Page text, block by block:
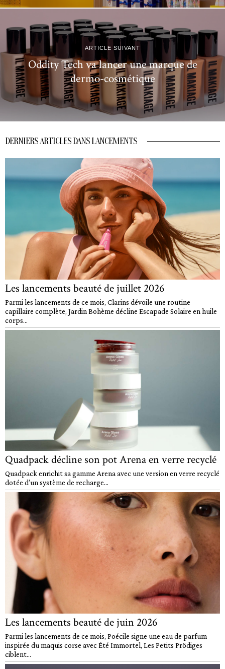
ARTICLE SUIVANT
Oddity Tech va lancer une marque de
dermo-cosmétique
DERNIERS ARTICLES DANS LANCEMENTS
Les lancements beauté de juillet 2026
Parmi les lancements de ce mois, Clarins dévoile une routine
capillaire complète, Jardin Bohème décline Escapade Solaire en huile
corps...
Quadpack décline son pot Arena en verre recyclé
Quadpack enrichit sa gamme Arena avec une version en verre recyclé
dotée d’un système de recharge...
Les lancements beauté de juin 2026
Parmi les lancements de ce mois, Poécile signe une eau de parfum
inspirée du maquis corse avec Été Immortel, Les Petits Prödiges
ciblent...